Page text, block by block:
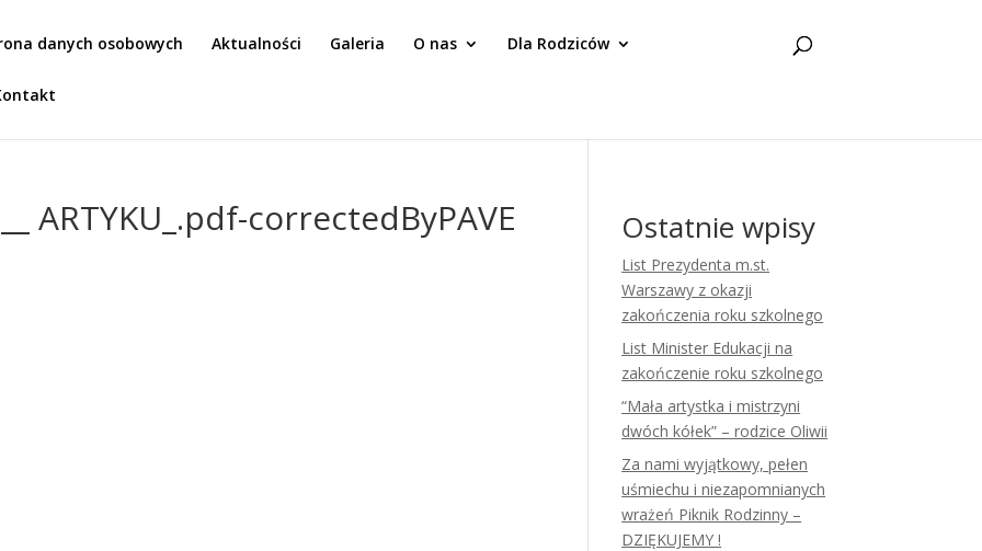
danych osobowych Aktualności Galeria O nas Dla Rodziców
ARTYKU_.pdf-correctedByPAVE Ostatnie wpisy
List Prezydenta m.st.
Warszawy z okazji
zakończenia roku szkolnego
List Minister Edukacji na
zakończenie roku szkolnego
“Mała artystka i mistrzyni
dwóch kółek” – rodzice Oliwii
Za nami wyjątkowy, pełen
uśmiechu i niezapomnianych
wrażeń Piknik Rodzinny –
DZIĘKUJEMY !